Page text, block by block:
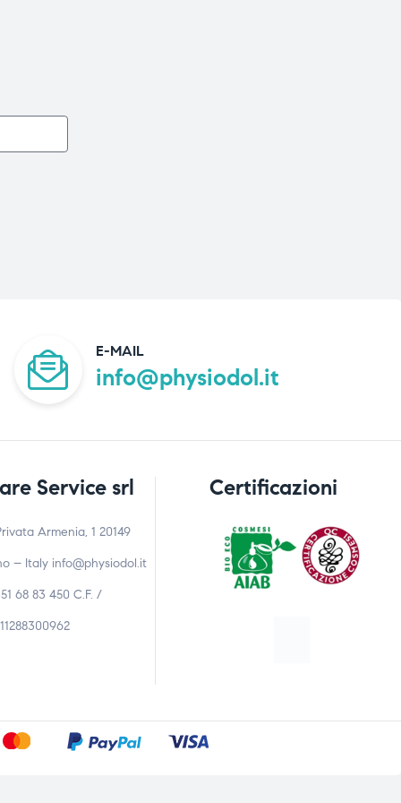
E-MAIL
info@physiodol.it
Service srl
Armenia, 1 20149
– Italy info@physiodol.it
68 83 450 C.F. /
Certificazioni